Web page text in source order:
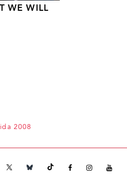
WE WILL
2008